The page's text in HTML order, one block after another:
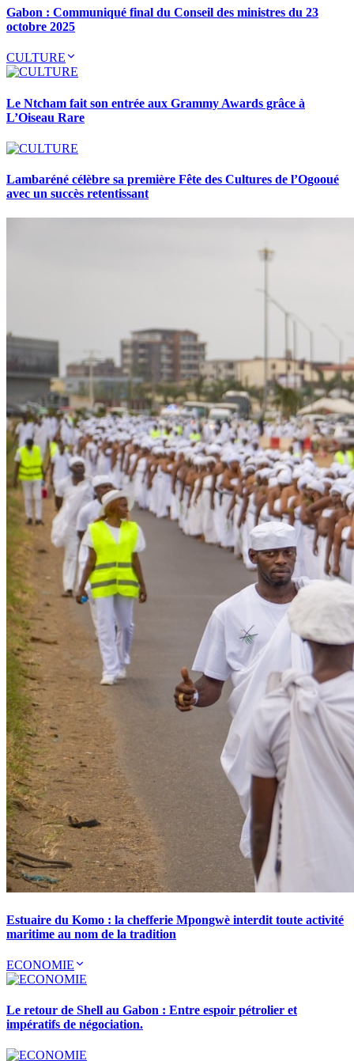
Gabon : Communiqué final du Conseil des ministres du 23
octobre 2025
CULTURE
Le Ntcham fait son entrée aux Grammy Awards grâce à
L’Oiseau Rare
Lambaréné célèbre sa première Fête des Cultures de l’Ogooué
avec un succès retentissant
Estuaire du Komo : la chefferie Mpongwè interdit toute activité
maritime au nom de la tradition
ECONOMIE
Le retour de Shell au Gabon : Entre espoir pétrolier et
impératifs de négociation.